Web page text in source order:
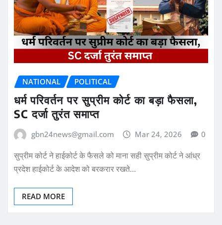
NATIONAL POLITICAL
धर्म परिवर्तन पर सुप्रीम कोर्ट का बड़ा फैसला,
SC दर्जा तुरंत समाप्त
gbn24news@gmail.com Mar 24, 2026 0
सुप्रीम कोर्ट ने हाईकोर्ट के फैसले को माना सही सुप्रीम कोर्ट ने आंध्र
प्रदेश हाईकोर्ट के आदेश को बरकरार रखते…
READ MORE